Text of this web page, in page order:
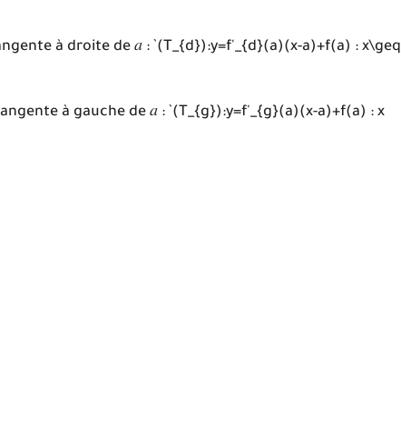
à droite de 𝑎 : `(T_{d}):y=f'_{d}(a)(x-a)+f(a) : x\geq
à gauche de 𝑎 : `(T_{g}):y=f'_{g}(a)(x-a)+f(a) : x